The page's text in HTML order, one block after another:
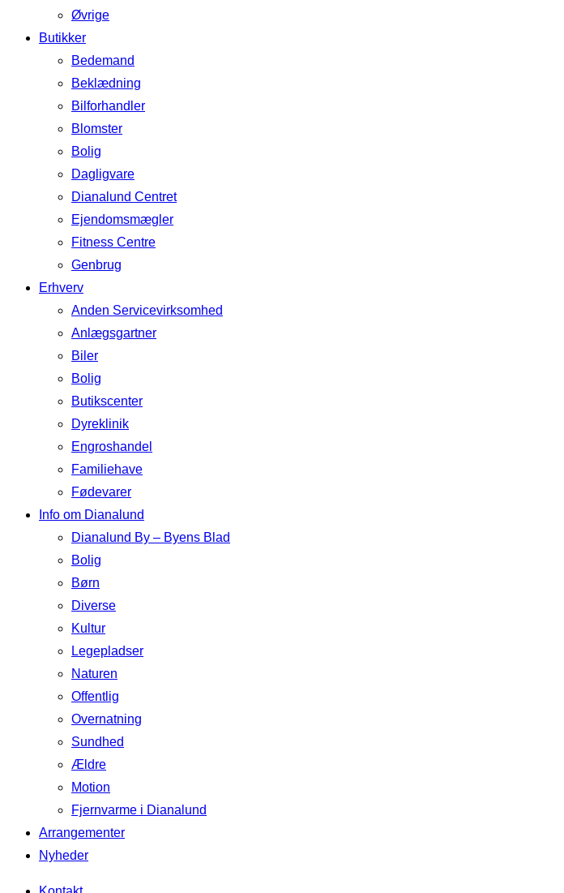
Øvrige
Butikker
Bedemand
Beklædning
Bilforhandler
Blomster
Bolig
Dagligvare
Dianalund Centret
Ejendomsmægler
Fitness Centre
Genbrug
Erhverv
Anden Servicevirksomhed
Anlægsgartner
Biler
Bolig
Butikscenter
Dyreklinik
Engroshandel
Familiehave
Fødevarer
Info om Dianalund
Dianalund By – Byens Blad
Bolig
Børn
Diverse
Kultur
Legepladser
Naturen
Offentlig
Overnatning
Sundhed
Ældre
Motion
Fjernvarme i Dianalund
Arrangementer
Nyheder